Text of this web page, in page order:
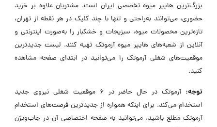
بزرگ‌ترین هایپر میوه تخصصی ایران است. مشتریان علاوه بر خرید
حضوری، می‌توانند به‌راحتی و تنها با چند کلیک در هر نقطه از تهران،
تازه‌ترین محصولات میوه، سبزیجات و خشکبار را به‌صورت اینترنتی و
آنلاین از شعبه‌های هایپر میوه آرموتک تهیه کنند. لیست جدیدترین
موقعیت‌های شغلی آرموتک را می‌توانید در ابتدای صفحه مشاهده
کنید.
توجه:
آرموتک در حال حاضر در ۶ موقعیت شغلی نیروی جدید
استخدام می‌کند. برای اینکه همواره از جدیدترین فرصت‌های استخدام
آرموتک مطلع باشید، می‌توانید به صفحه اختصاصی آن در جاب‌ویژن